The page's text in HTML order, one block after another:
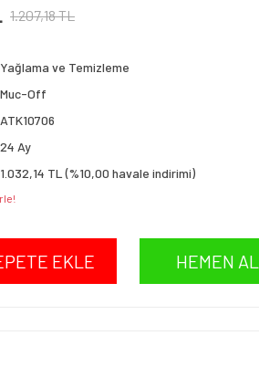
1.207,18 TL
Yağlama ve Temizleme
Muc-Off
ATK10706
24 Ay
1.032,14 TL (%10,00 havale indirimi)
EKLE HEMEN AL